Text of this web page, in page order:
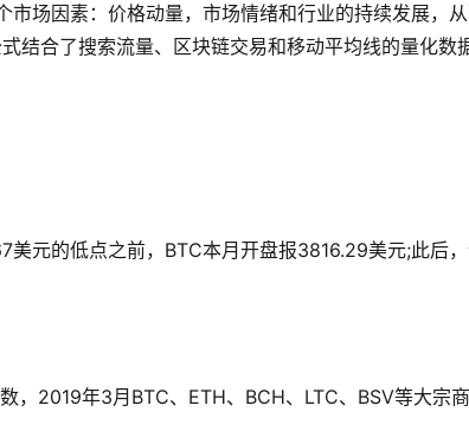
场因素：价格动量，市场情绪和行业的持续发展，
结合了搜索流量、区块链交易和移动平均线的量化数据
元的低点之前，BTC本月开盘报3816.29美元;此后
，2019年3月BTC、ETH、BCH、LTC、BSV等大宗